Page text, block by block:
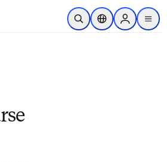
メインのコンテンツにスキップ
検索を開くロケーションセレ
Sign in to
menu